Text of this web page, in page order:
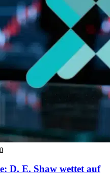
D. E. Shaw wettet auf